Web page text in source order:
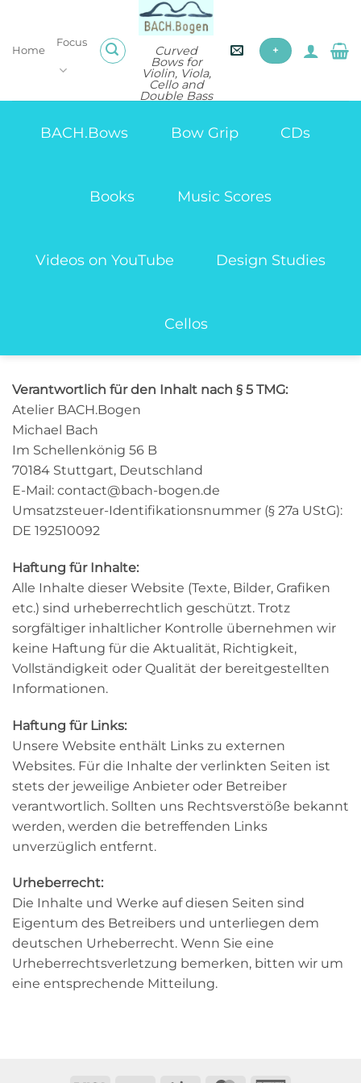
content
Curved
Bows for
Violin, Viola,
Cello and
Double Bass
Home
Focus
+
BACH.Bows Bow Grip CDs
Books Music Scores
Videos on YouTube Design Studies
Cellos
Verantwortlich für den Inhalt nach § 5 TMG:
Atelier BACH.Bogen
Michael Bach
Im Schellenkönig 56 B
70184 Stuttgart, Deutschland
E-Mail: contact@bach-bogen.de
Umsatzsteuer-Identifikationsnummer (§ 27a UStG):
DE 192510092
Haftung für Inhalte:
Alle Inhalte dieser Website (Texte, Bilder, Grafiken
etc.) sind urheberrechtlich geschützt. Trotz
sorgfältiger inhaltlicher Kontrolle übernehmen wir
keine Haftung für die Aktualität, Richtigkeit,
Vollständigkeit oder Qualität der bereitgestellten
Informationen.
Haftung für Links:
Unsere Website enthält Links zu externen
Websites. Für die Inhalte der verlinkten Seiten ist
stets der jeweilige Anbieter oder Betreiber
verantwortlich. Sollten uns Rechtsverstöße bekannt
werden, werden die betreffenden Links
unverzüglich entfernt.
Urheberrecht:
Die Inhalte und Werke auf diesen Seiten sind
Eigentum des Betreibers und unterliegen dem
deutschen Urheberrecht. Wenn Sie eine
Urheberrechtsverletzung bemerken, bitten wir um
eine entsprechende Mitteilung.